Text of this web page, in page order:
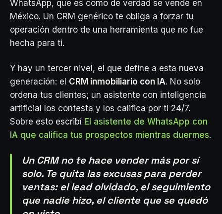
WhatsApp, que es como de verdad se vende en
México. Un CRM genérico te obliga a forzar tu
operación dentro de una herramienta que no fue
hecha para ti.
Y hay un tercer nivel, el que define a esta nueva
generación: el CRM inmobiliario con IA. No solo
ordena tus clientes; un asistente con inteligencia
artificial los contesta y los califica por ti 24/7.
Sobre esto escribí El asistente de WhatsApp con
IA que califica tus prospectos mientras duermes.
Un CRM no te hace vender más por sí
solo. Te quita las excusas para perder
ventas: el lead olvidado, el seguimiento
que nadie hizo, el cliente que se quedó